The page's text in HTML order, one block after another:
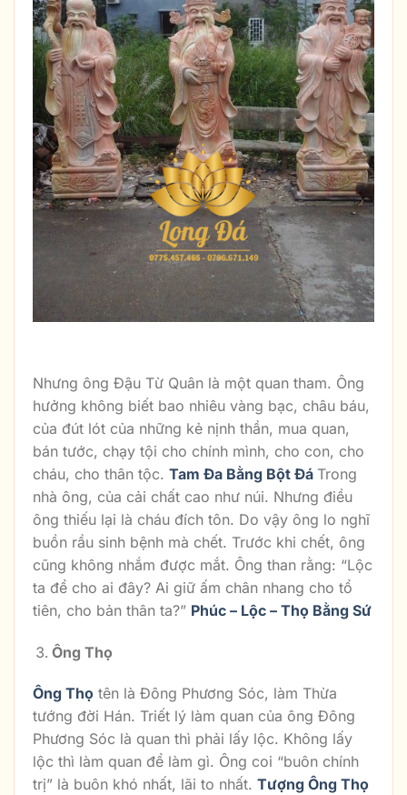
Nhưng ông Đậu Từ Quân là một quan tham. Ông
hưởng không biết bao nhiêu vàng bạc, châu báu,
của đút lót của những kẻ nịnh thần, mua quan,
bán tước, chạy tội cho chính mình, cho con, cho
cháu, cho thân tộc. Tam Đa Bằng Bột Đá Trong
nhà ông, của cải chất cao như núi. Nhưng điều
ông thiếu lại là cháu đích tôn. Do vậy ông lo nghĩ
buồn rầu sinh bệnh mà chết. Trước khi chết, ông
cũng không nhắm được mắt. Ông than rằng: “Lộc
ta để cho ai đây? Ai giữ ấm chân nhang cho tổ
tiên, cho bản thân ta?” Phúc – Lộc – Thọ Bằng Sứ
Ông Thọ
Ông Thọ tên là Đông Phương Sóc, làm Thừa
tướng đời Hán. Triết lý làm quan của ông Đông
Phương Sóc là quan thì phải lấy lộc. Không lấy
lộc thì làm quan để làm gì. Ông coi “buôn chính
trị” là buôn khó nhất, lãi to nhất. Tượng Ông Thọ